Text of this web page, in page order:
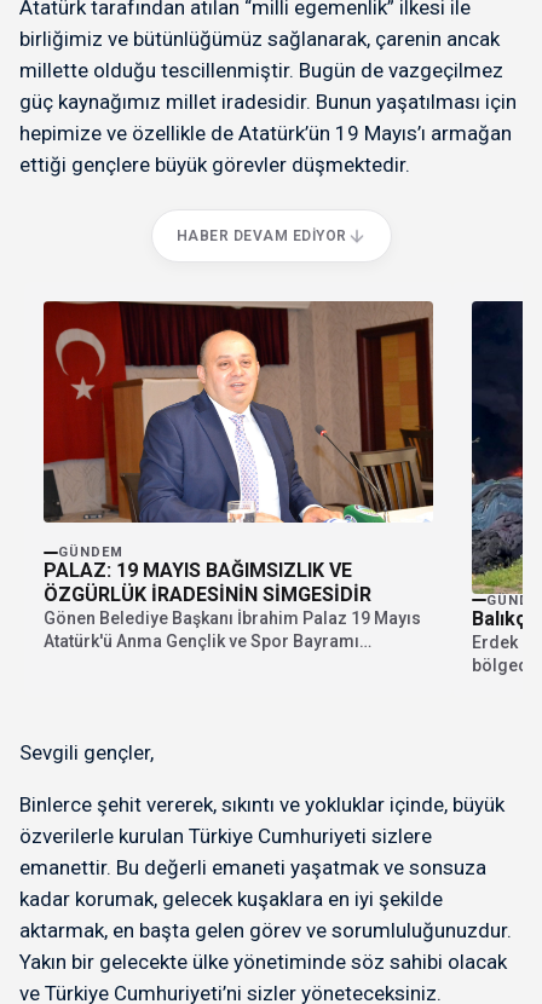
Atatürk tarafından atılan “milli egemenlik” ilkesi ile
birliğimiz ve bütünlüğümüz sağlanarak, çarenin ancak
millette olduğu tescillenmiştir. Bugün de vazgeçilmez
güç kaynağımız millet iradesidir. Bunun yaşatılması için
hepimize ve özellikle de Atatürk’ün 19 Mayıs’ı armağan
ettiği gençlere büyük görevler düşmektedir.
HABER DEVAM EDIYOR
GÜNDEM
PALAZ: 19 MAYIS BAĞIMSIZLIK VE
ÖZGÜRLÜK İRADESİNİN SİMGESİDİR
Gönen Belediye Başkanı İbrahim Palaz 19 Mayıs
Atatürk'ü Anma Gençlik ve Spor Bayramı
Balıkçı
Erdek
bölgede
Sevgili gençler,
Binlerce şehit vererek, sıkıntı ve yokluklar içinde, büyük
özverilerle kurulan Türkiye Cumhuriyeti sizlere
emanettir. Bu değerli emaneti yaşatmak ve sonsuza
kadar korumak, gelecek kuşaklara en iyi şekilde
aktarmak, en başta gelen görev ve sorumluluğunuzdur.
Yakın bir gelecekte ülke yönetiminde söz sahibi olacak
ve Türkiye Cumhuriyeti’ni sizler yöneteceksiniz.